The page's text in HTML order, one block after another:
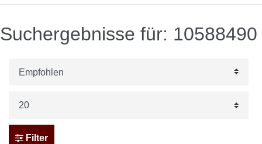
Suchergebnisse für: 10588490
Filter